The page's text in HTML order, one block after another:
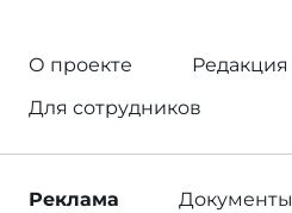
О проекте
Редакция
Для сотрудников
Реклама Документы